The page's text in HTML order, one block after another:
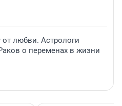
от любви. Астрологи
о переменах в жизни